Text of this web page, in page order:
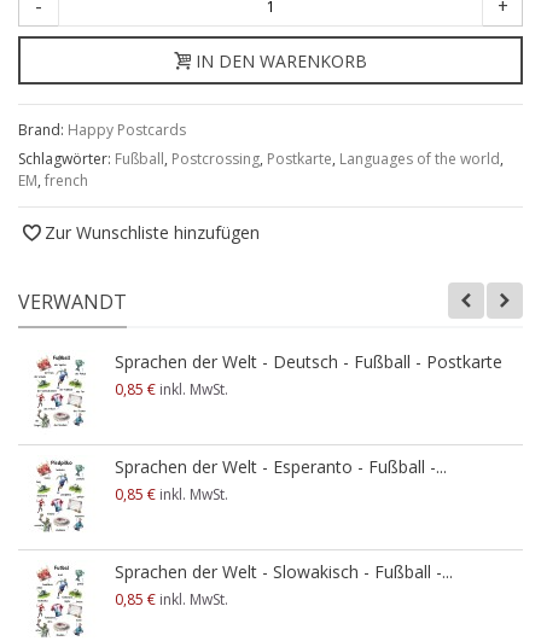
- +
IN DEN WARENKORB
Brand: Happy Postcards
Schlagwörter: Fußball, Postcrossing, Postkarte, Languages of the world,
EM, french
Zur Wunschliste hinzufügen
VERWANDT
Sprachen der Welt - Deutsch - Fußball - Postkarte
0,85 € inkl. MwSt.
Sprachen der Welt - Esperanto - Fußball -...
0,85 € inkl. MwSt.
Sprachen der Welt - Slowakisch - Fußball -...
0,85 € inkl. MwSt.